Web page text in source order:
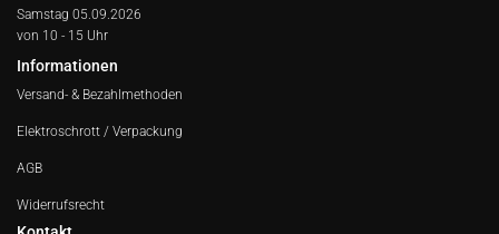
Samstag 05.09.2026
von 10 - 15 Uhr
Informationen
Versand- & Bezahlmethoden
Elektroschrott / Verpackung
AGB
Widerrufsrecht